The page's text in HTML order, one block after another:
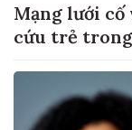
Mạng lưới
cứu trẻ